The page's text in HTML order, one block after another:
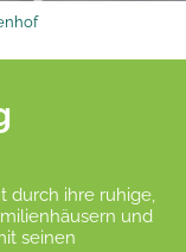
durch ihre ruhige,
und
seinen